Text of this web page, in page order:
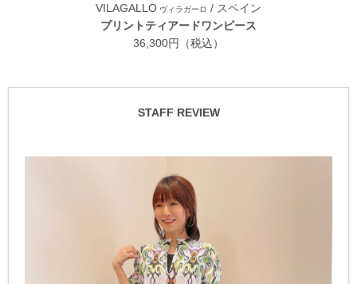
VILAGALLO ヴィラガーロ / スペイン
プリントティアードワンピース
36,300円（税込）
STAFF REVIEW